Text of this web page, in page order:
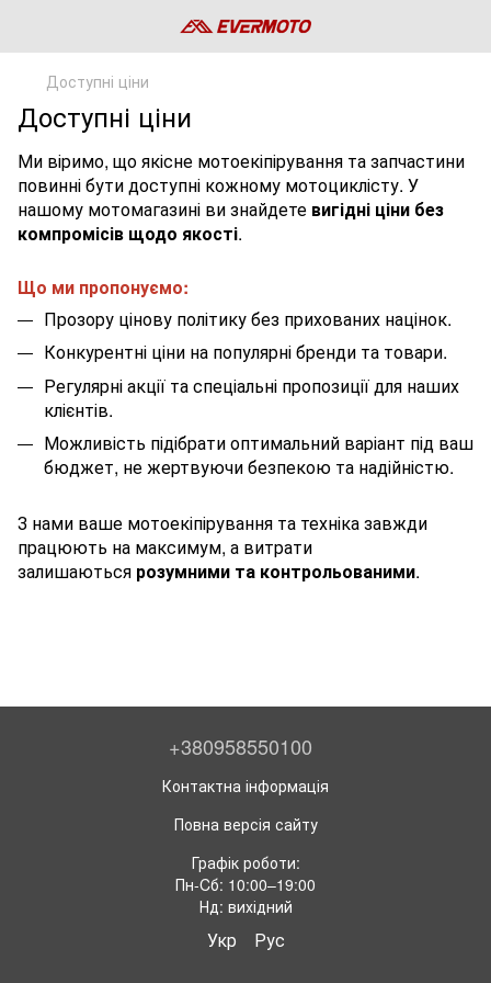
Доступні ціни
Доступні ціни
Ми віримо, що якісне мотоекіпірування та запчастини
повинні бути доступні кожному мотоциклісту. У
нашому мотомагазині ви знайдете вигідні ціни без
компромісів щодо якості.
Що ми пропонуємо:
Прозору цінову політику без прихованих націнок.
Конкурентні ціни на популярні бренди та товари.
Регулярні акції та спеціальні пропозиції для наших
клієнтів.
Можливість підібрати оптимальний варіант під ваш
бюджет, не жертвуючи безпекою та надійністю.
З нами ваше мотоекіпірування та техніка завжди
працюють на максимум, а витрати
залишаються розумними та контрольованими.
+380958550100
Контактна інформація
Повна версія сайту
Графік роботи:
Пн-Cб: 10:00–19:00
Нд: вихідний
Укр Рус